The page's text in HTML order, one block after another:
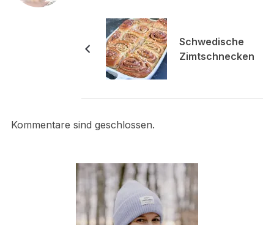
Schwedische
Zimtschnecken
Kommentare sind geschlossen.